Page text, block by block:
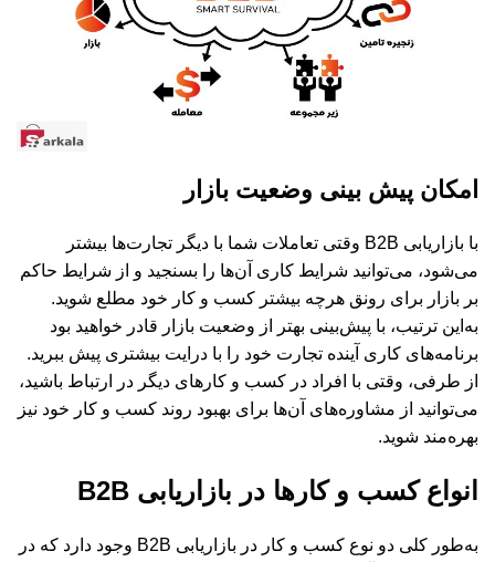
امکان پیش بینی وضعیت بازار
با بازاریابی B2B وقتی تعاملات شما با دیگر تجارت‌ها بیشتر
می‌شود، می‌توانید شرایط کاری آن‌ها را بسنجید و از شرایط حاکم
بر بازار برای رونق هرچه بیشتر کسب و کار خود مطلع شوید.
به‌این ترتیب، با پیش‌بینی بهتر از وضعیت بازار قادر خواهید بود
برنامه‌های کاری آینده تجارت خود را با درایت بیشتری پیش ببرید.
از طرفی، وقتی با افراد در کسب و کارهای دیگر در ارتباط باشید،
می‌توانید از مشاوره‌های آن‌ها برای بهبود روند کسب و کار خود نیز
بهره‌مند شوید.
انواع کسب و کارها در بازاریابی B2B
به‌طور کلی دو نوع کسب و کار در بازاریابی B2B وجود دارد که در